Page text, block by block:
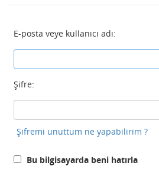
E-posta veye kullanıcı adı:
Şifre:
Şifremi unuttum ne yapabilirim ?
Bu bilgisayarda beni hatırla